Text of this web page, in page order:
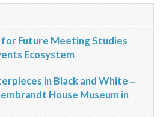
Future Meeting Studies
Ecosystem
in Black and White ‒
House Museum in